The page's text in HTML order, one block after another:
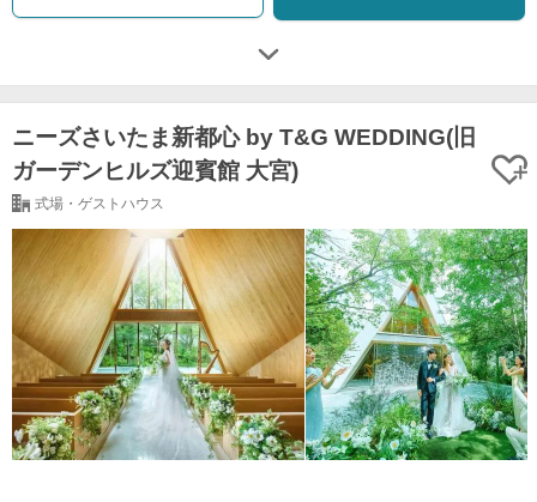
ニーズさいたま新都心 by T&G WEDDING(旧
ガーデンヒルズ迎賓館 大宮)
式場・ゲストハウス